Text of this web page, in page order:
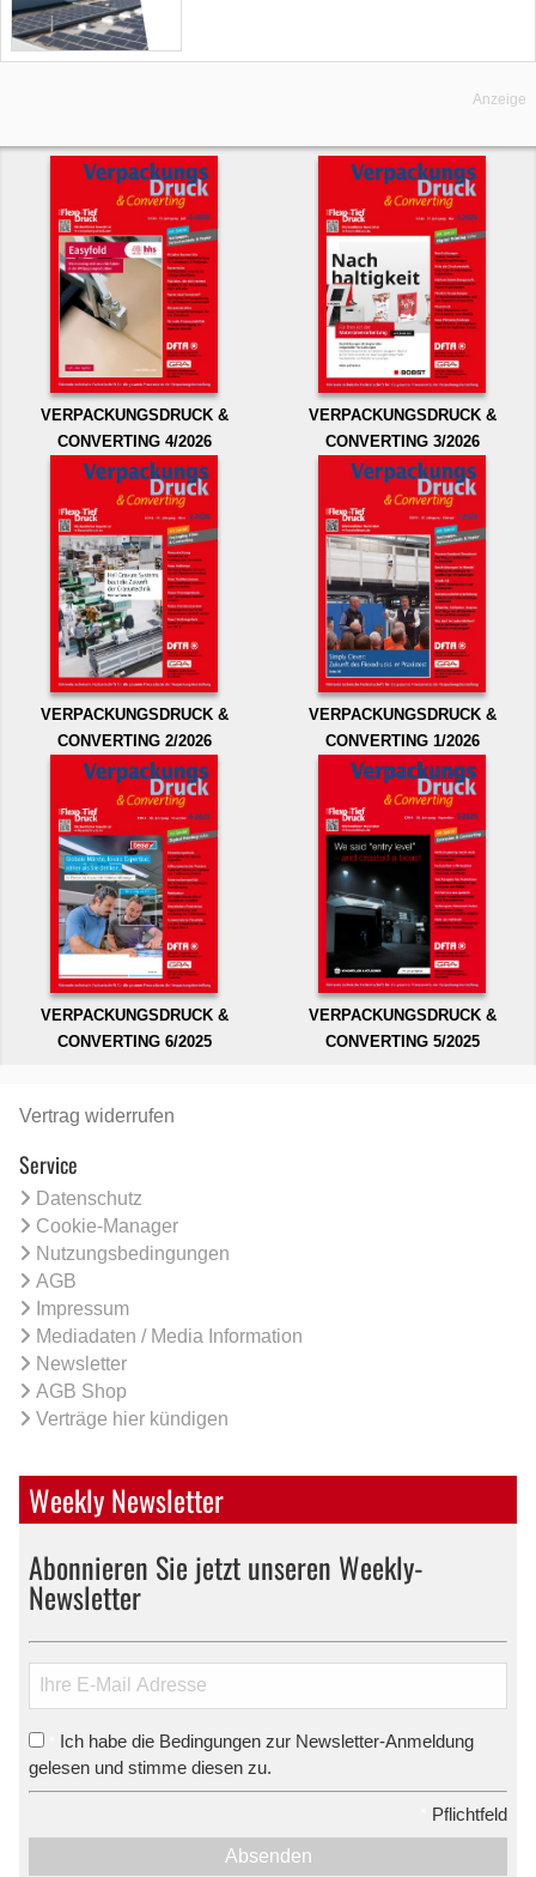
Anzeige
VERPACKUNGSDRUCK &
CONVERTING 4/2026
VERPACKUNGSDRUCK &
CONVERTING 3/2026
VERPACKUNGSDRUCK &
CONVERTING 2/2026
VERPACKUNGSDRUCK &
CONVERTING 1/2026
VERPACKUNGSDRUCK &
CONVERTING 6/2025
VERPACKUNGSDRUCK &
CONVERTING 5/2025
Vertrag widerrufen
Service
Datenschutz
Cookie-Manager
Nutzungsbedingungen
AGB
Impressum
Mediadaten / Media Information
Newsletter
AGB Shop
Verträge hier kündigen
Weekly Newsletter
Abonnieren Sie jetzt unseren Weekly-
Newsletter
Ich habe die Bedingungen zur Newsletter-Anmeldung
gelesen und stimme diesen zu.
Pflichtfeld
Absenden